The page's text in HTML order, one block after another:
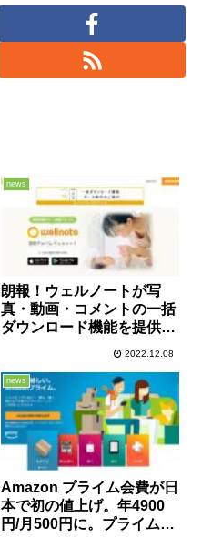
news
朗報！ウェルノートが写
真・動画・コメントの一括
ダウンロード機能を提供！
で「みてね」へのデータ移
行も可能に！
2022.12.08
news
Amazon プライム会費が日
本で初の値上げ。年4900
円/月500円に。プライム会